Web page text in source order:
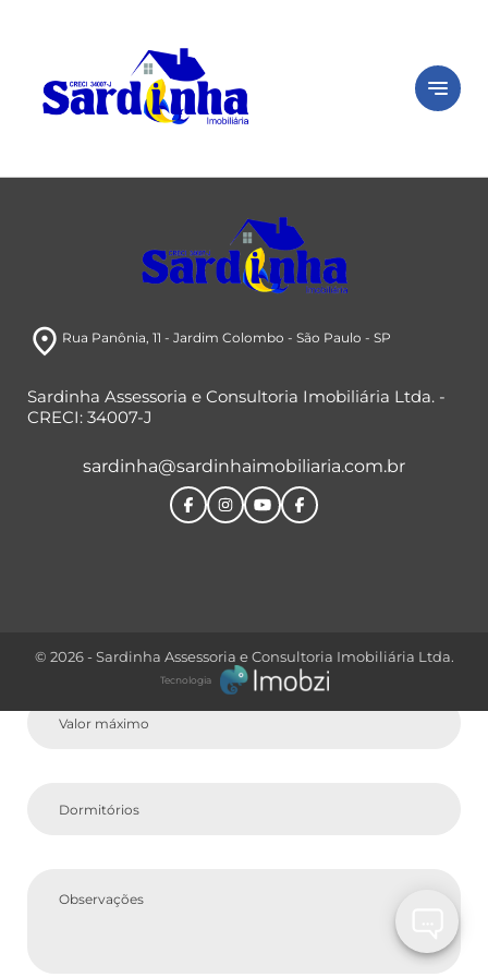
notes
room Rua Panônia, 11 - Jardim Colombo - São Paulo - SP
Sardinha Assessoria e Consultoria Imobiliária Ltda. -
CRECI: 34007-J
sardinha@sardinhaimobiliaria.com.br
© 2026 - Sardinha Assessoria e Consultoria Imobiliária Ltda.
Tecnologia
Peça seu
imóvel